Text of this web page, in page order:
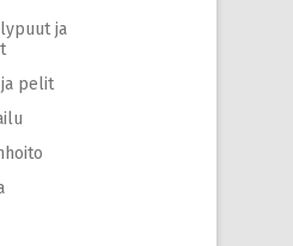
ja
pelit